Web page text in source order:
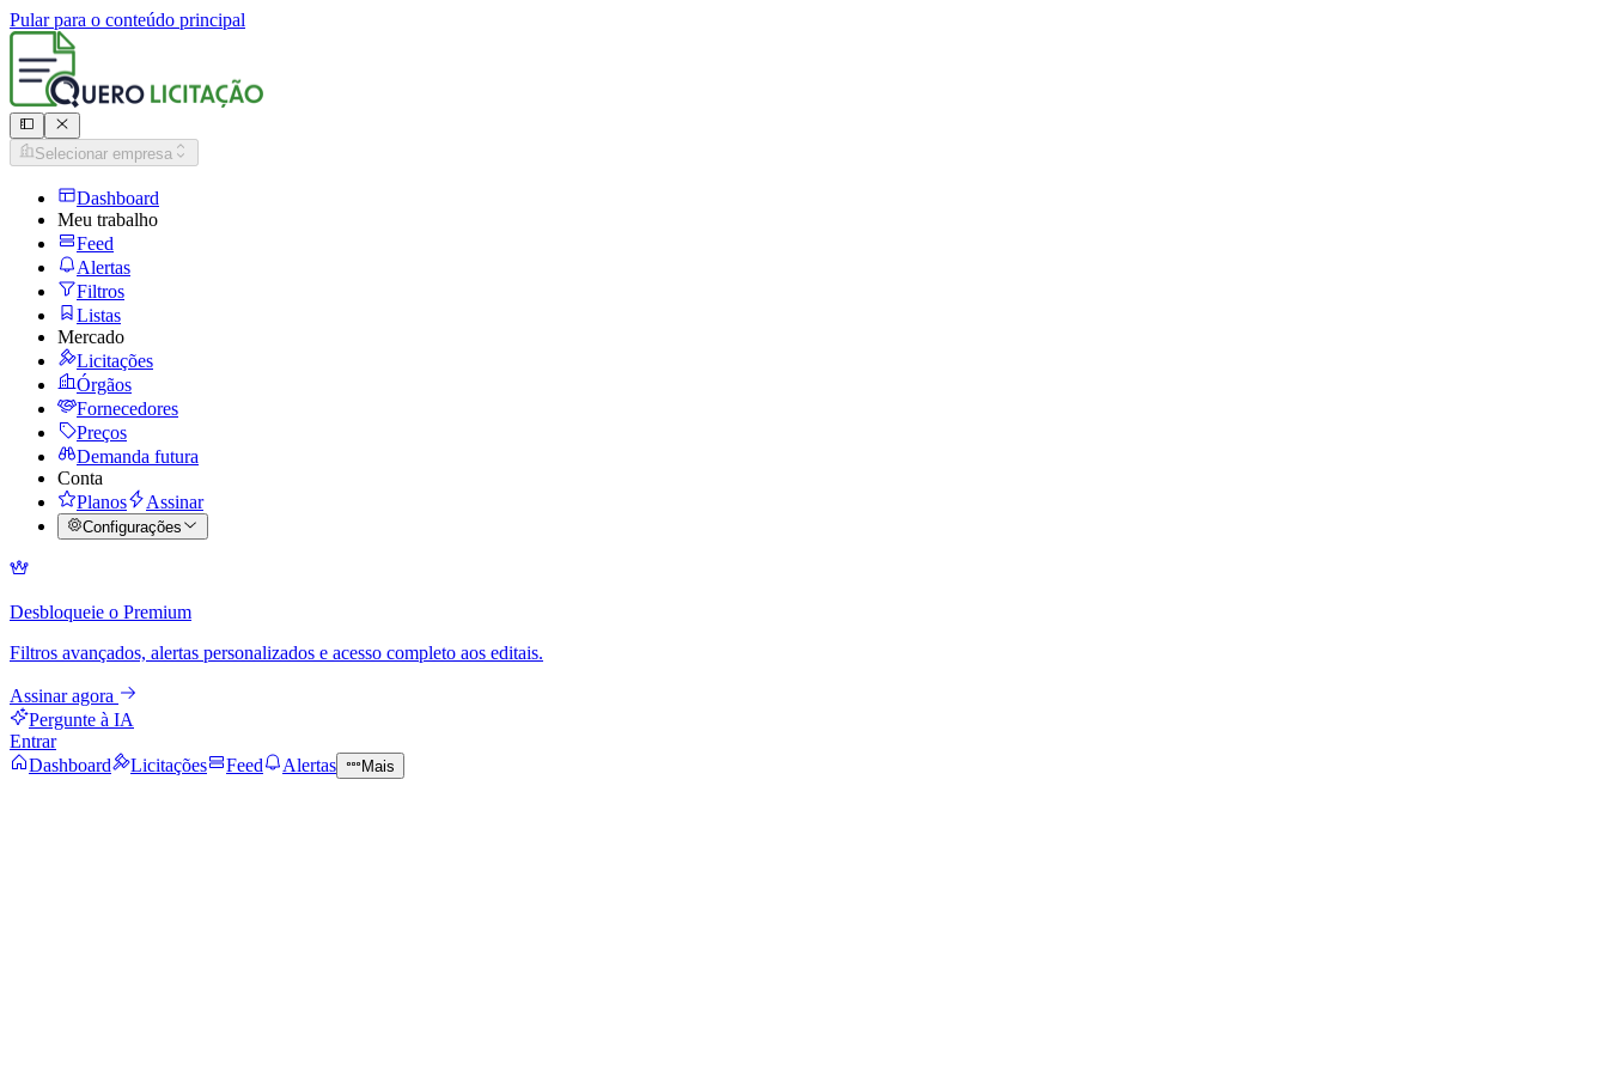
Pular para o conteúdo principal
Selecionar empresa
Dashboard
Meu trabalho
Feed
Alertas
Filtros
Listas
Mercado
Licitações
Órgãos
Fornecedores
Preços
Demanda futura
Conta
Planos
Assinar
Configurações
Desbloqueie o Premium
Filtros avançados, alertas personalizados e acesso completo aos editais.
Assinar agora
Pergunte à IA
Entrar
Dashboard
Licitações Feed Alertas Mais